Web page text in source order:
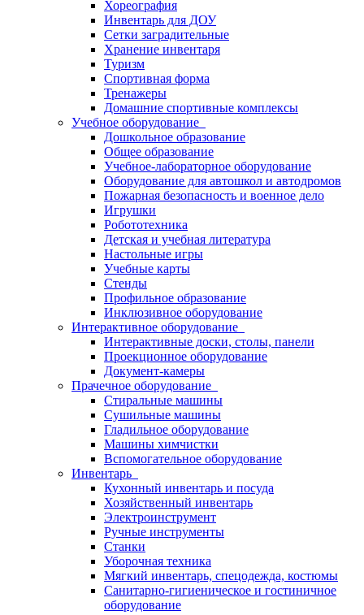
Хореография
Инвентарь для ДОУ
Сетки заградительные
Хранение инвентаря
Туризм
Спортивная форма
Тренажеры
Домашние спортивные комплексы
Учебное оборудование
Дошкольное образование
Общее образование
Учебное-лабораторное оборудование
Оборудование для автошкол и автодромов
Пожарная безопасность и военное дело
Игрушки
Робототехника
Детская и учебная литература
Настольные игры
Учебные карты
Стенды
Профильное образование
Инклюзивное оборудование
Интерактивное оборудование
Интерактивные доски, столы, панели
Проекционное оборудование
Документ-камеры
Прачечное оборудование
Стиральные машины
Сушильные машины
Гладильное оборудование
Машины химчистки
Вспомогательное оборудование
Инвентарь
Кухонный инвентарь и посуда
Хозяйственный инвентарь
Электроинструмент
Ручные инструменты
Станки
Уборочная техника
Мягкий инвентарь, спецодежда, костюмы
Санитарно-гигиеническое и гостиничное
оборудование